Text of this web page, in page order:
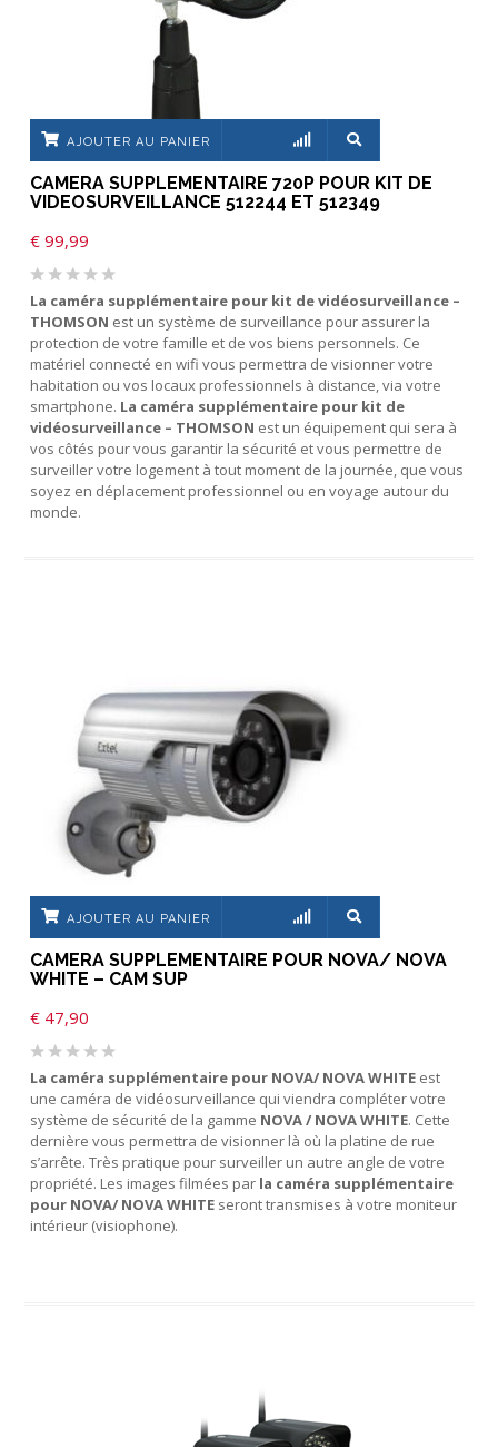
AJOUTER AU PANIER
CAMERA SUPPLEMENTAIRE 720P POUR KIT DE
VIDEOSURVEILLANCE 512244 ET 512349
€ 99,99
La caméra supplémentaire pour kit de vidéosurveillance –
THOMSON est un système de surveillance pour assurer la
protection de votre famille et de vos biens personnels. Ce
matériel connecté en wifi vous permettra de visionner votre
habitation ou vos locaux professionnels à distance, via votre
smartphone. La caméra supplémentaire pour kit de
vidéosurveillance – THOMSON est un équipement qui sera à
vos côtés pour vous garantir la sécurité et vous permettre de
surveiller votre logement à tout moment de la journée, que vous
soyez en déplacement professionnel ou en voyage autour du
monde.
AJOUTER AU PANIER
CAMERA SUPPLEMENTAIRE POUR NOVA/ NOVA
WHITE – CAM SUP
€ 47,90
La caméra supplémentaire pour NOVA/ NOVA WHITE est
une caméra de vidéosurveillance qui viendra compléter votre
système de sécurité de la gamme NOVA / NOVA WHITE. Cette
dernière vous permettra de visionner là où la platine de rue
s’arrête. Très pratique pour surveiller un autre angle de votre
propriété. Les images filmées par la caméra supplémentaire
pour NOVA/ NOVA WHITE seront transmises à votre moniteur
intérieur (visiophone).